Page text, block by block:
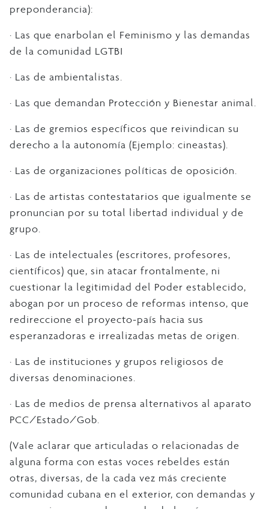
preponderancia):
· Las que enarbolan el Feminismo y las demandas
de la comunidad LGTBI
· Las de ambientalistas.
· Las que demandan Protección y Bienestar animal.
· Las de gremios específicos que reivindican su
derecho a la autonomía (Ejemplo: cineastas).
· Las de organizaciones políticas de oposición.
· Las de artistas contestatarios que igualmente se
pronuncian por su total libertad individual y de
grupo.
· Las de intelectuales (escritores, profesores,
científicos) que, sin atacar frontalmente, ni
cuestionar la legitimidad del Poder establecido,
abogan por un proceso de reformas intenso, que
redireccione el proyecto-país hacia sus
esperanzadoras e irrealizadas metas de origen.
· Las de instituciones y grupos religiosos de
diversas denominaciones.
· Las de medios de prensa alternativos al aparato
PCC/Estado/Gob.
(Vale aclarar que articuladas o relacionadas de
alguna forma con estas voces rebeldes están
otras, diversas, de la cada vez más creciente
comunidad cubana en el exterior, con demandas y